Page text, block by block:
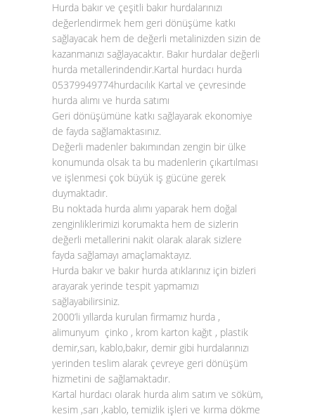
Hurda bakır ve çeşitli bakır hurdalarınızı
değerlendirmek hem geri dönüşüme katkı
sağlayacak hem de değerli metalinizden sizin de
kazanmanızı sağlayacaktır. Bakır hurdalar değerli
hurda metallerindendir.Kartal hurdacı hurda
05379949774hurdacılık Kartal ve çevresinde
hurda alımı ve hurda satımı
Geri dönüşümüne katkı sağlayarak ekonomiye
de fayda sağlamaktasınız.
Değerli madenler bakımından zengin bir ülke
konumunda olsak ta bu madenlerin çıkartılması
ve işlenmesi çok büyük iş gücüne gerek
duymaktadır.
Bu noktada hurda alımı yaparak hem doğal
zenginliklerimizi korumakta hem de sizlerin
değerli metallerini nakit olarak alarak sizlere
fayda sağlamayı amaçlamaktayız.
Hurda bakır ve bakır hurda atıklarınız için bizleri
arayarak yerinde tespit yapmamızı
sağlayabilirsiniz.
2000’li yıllarda kurulan firmamız hurda ,
alimunyum çinko , krom karton kağıt , plastik
demir,sarı, kablo,bakır, demir gibi hurdalarınızı
yerinden teslim alarak çevreye geri dönüşüm
hizmetini de sağlamaktadır.
Kartal hurdacı olarak hurda alım satım ve söküm,
kesim ,sarı ,kablo, temizlik işleri ve kırma dökme